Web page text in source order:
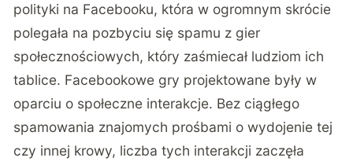
polityki na Facebooku, która w ogromnym skrócie
polegała na pozbyciu się spamu z gier
społecznościowych, który zaśmiecał ludziom ich
tablice. Facebookowe gry projektowane były w
oparciu o społeczne interakcje. Bez ciągłego
spamowania znajomych prośbami o wydojenie tej
czy innej krowy, liczba tych interakcji zaczęła